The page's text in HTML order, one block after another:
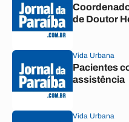
de Doutor
Vida Urbana
Pacientes
assistência
Vida Urbana